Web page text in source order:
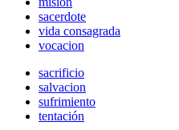
sacerdote
vida consagrada
vocacion
sacrificio
salvacion
sufrimiento
tentación